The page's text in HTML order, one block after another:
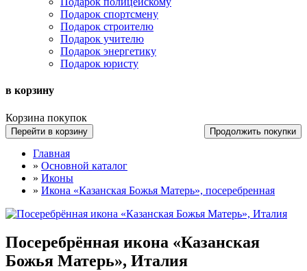
Подарок спортсмену
Подарок строителю
Подарок учителю
Подарок энергетику
Подарок юристу
в корзину
Корзина покупок
Перейти в корзину Продолжить покупки
Главная
» Основной каталог
» Иконы
» Икона «Казанская Божья Матерь», посеребренная
Посеребрённая икона «Казанская
Божья Матерь», Италия